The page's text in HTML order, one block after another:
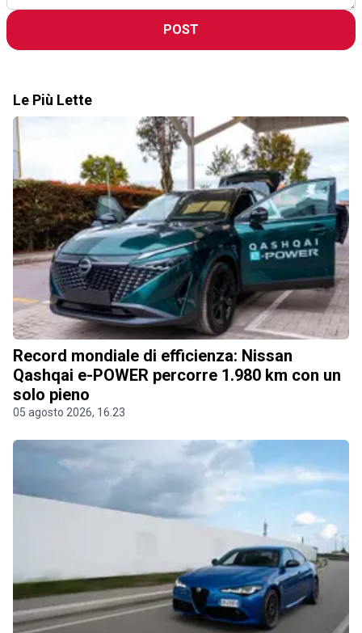
POST
Le Più Lette
Record mondiale di efficienza: Nissan
Qashqai e-POWER percorre 1.980 km con un
solo pieno
05 agosto 2026, 16.23